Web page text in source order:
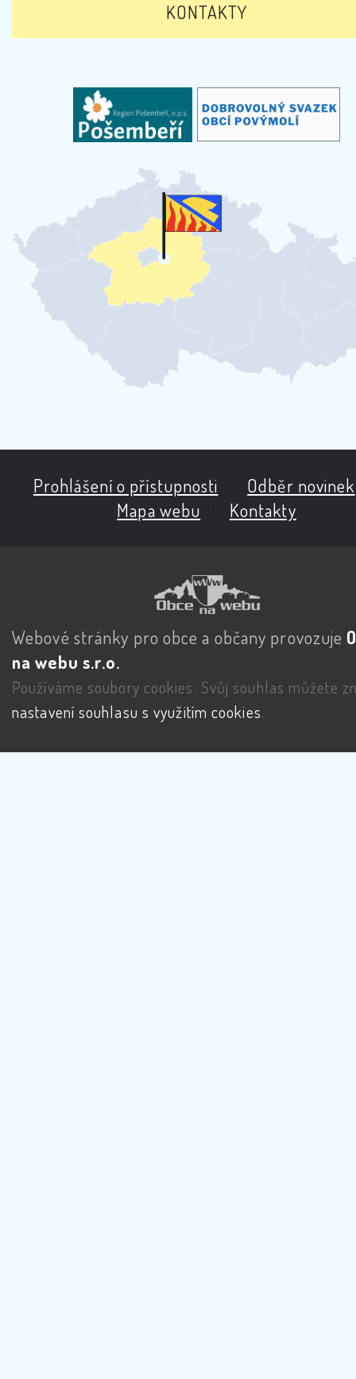
KONTAKTY
Prohlášení o přístupnosti Odběr novinek
Mapa webu
Kontakty
Webové stránky pro obce a občany provozuje
na webu s.r.o.
Používáme soubory cookies. Svůj souhlas můžete
nastavení souhlasu s využitím cookies.